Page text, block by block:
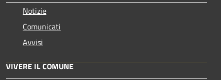
Notizie
Comunicati
Avvisi
VIVERE IL COMUNE